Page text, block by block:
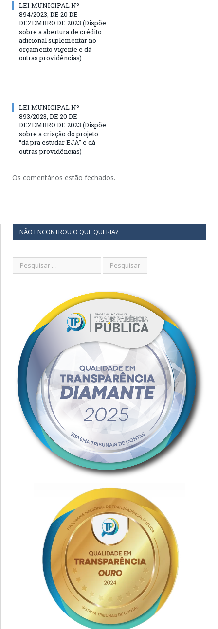
LEI MUNICIPAL Nº
894/2023, DE 20 DE
DEZEMBRO DE 2023 (Dispõe
sobre a abertura de crédito
adicional suplementar no
orçamento vigente e dá
outras providências)
LEI MUNICIPAL Nº
893/2023, DE 20 DE
DEZEMBRO DE 2023 (Dispõe
sobre a criação do projeto
“dá pra estudar EJA” e dá
outras providências)
Os comentários estão fechados.
NÃO ENCONTROU O QUE QUERIA?